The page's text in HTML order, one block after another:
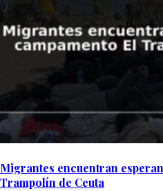
Migrantes encuentran
Trampolín de Ceuta